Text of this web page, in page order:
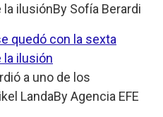
la ilusiónBy Sofía Berardi
quedó con la sexta
la ilusión
a uno de los
LandaByAgencia EFE